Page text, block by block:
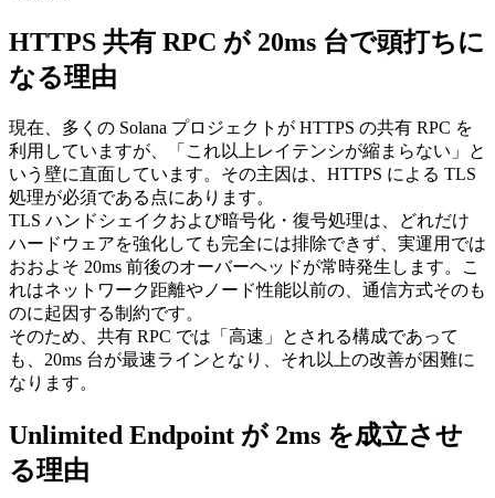
HTTPS 共有 RPC が 20ms 台で頭打ちに
なる理由
現在、多くの Solana プロジェクトが HTTPS の共有 RPC を
利用していますが、「これ以上レイテンシが縮まらない」と
いう壁に直面しています。その主因は、HTTPS による TLS
処理が必須である点にあります。
TLS ハンドシェイクおよび暗号化・復号処理は、どれだけ
ハードウェアを強化しても完全には排除できず、実運用では
おおよそ 20ms 前後のオーバーヘッドが常時発生します。こ
れはネットワーク距離やノード性能以前の、通信方式そのも
のに起因する制約です。
そのため、共有 RPC では「高速」とされる構成であって
も、20ms 台が最速ラインとなり、それ以上の改善が困難に
なります。
Unlimited Endpoint が 2ms を成立させ
る理由